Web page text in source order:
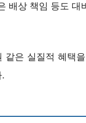
배상 책임 등도 대
은 실질적 혜택